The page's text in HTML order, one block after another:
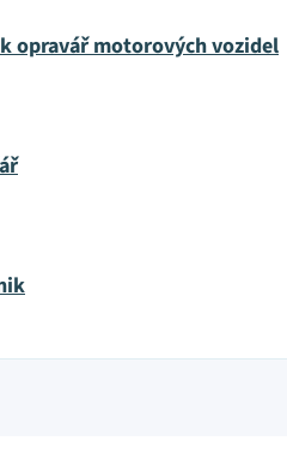
opravář motorových vozidel